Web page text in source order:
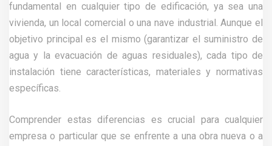
fundamental en cualquier tipo de edificación, ya sea una
vivienda, un local comercial o una nave industrial. Aunque el
objetivo principal es el mismo (garantizar el suministro de
agua y la evacuación de aguas residuales), cada tipo de
instalación tiene características, materiales y normativas
específicas.
Comprender estas diferencias es crucial para cualquier
empresa o particular que se enfrente a una obra nueva o a